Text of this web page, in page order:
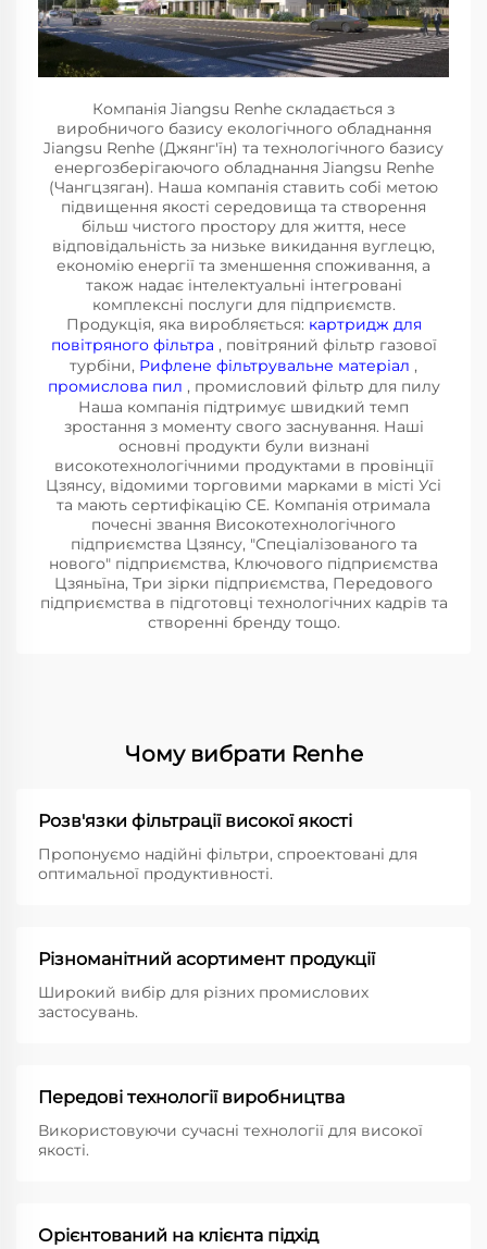
Компанія Jiangsu Renhe складається з
виробничого базису екологічного обладнання
Jiangsu Renhe (Джянг'їн) та технологічного базису
енергозберігаючого обладнання Jiangsu Renhe
(Чангцзяган). Наша компанія ставить собі метою
підвищення якості середовища та створення
більш чистого простору для життя, несе
відповідальність за низьке викидання вуглецю,
економію енергії та зменшення споживання, а
також надає інтелектуальні інтегровані
комплексні послуги для підприємств.
Продукція, яка виробляється: картридж для
повітряного фільтра , повітряний фільтр газової
турбіни, Рифлене фільтрувальне матеріал ,
промислова пил , промисловий фільтр для пилу
Наша компанія підтримує швидкий темп
зростання з моменту свого заснування. Наші
основні продукти були визнані
високотехнологічними продуктами в провінції
Цзянсу, відомими торговими марками в місті Усі
та мають сертифікацію CE. Компанія отримала
почесні звання Високотехнологічного
підприємства Цзянсу, "Спеціалізованого та
нового" підприємства, Ключового підприємства
Цзяньїна, Три зірки підприємства, Передового
підприємства в підготовці технологічних кадрів та
створенні бренду тощо.
Чому вибрати Renhe
Розв'язки фільтрації високої якості
Пропонуємо надійні фільтри, спроектовані для
оптимальної продуктивності.
Різноманітний асортимент продукції
Широкий вибір для різних промислових
застосувань.
Передові технології виробництва
Використовуючи сучасні технології для високої
якості.
Орієнтований на клієнта підхід